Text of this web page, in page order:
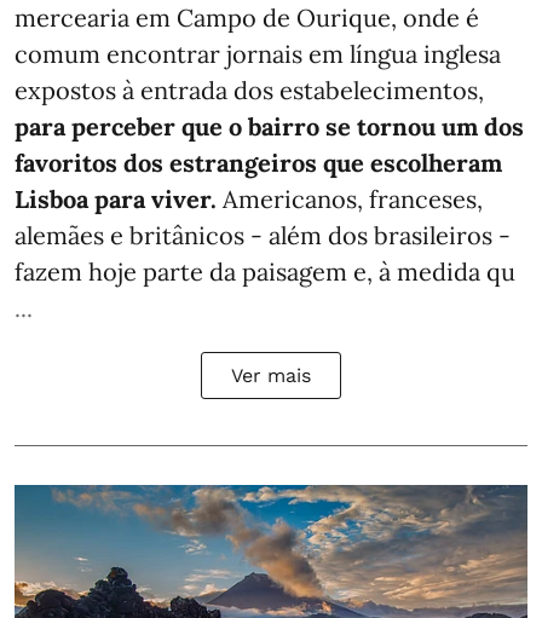
mercearia em Campo de Ourique, onde é
comum encontrar jornais em língua inglesa
expostos à entrada dos estabelecimentos,
para perceber que o bairro se tornou um dos
favoritos dos estrangeiros que escolheram
Lisboa para viver. Americanos, franceses,
alemães e britânicos - além dos brasileiros -
fazem hoje parte da paisagem e, à medida qu
...
Ver mais